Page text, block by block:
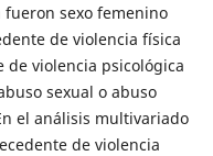
fueron sexo femenino
de violencia física
de violencia psicológica
sexual o abuso
el análisis multivariado
de violencia